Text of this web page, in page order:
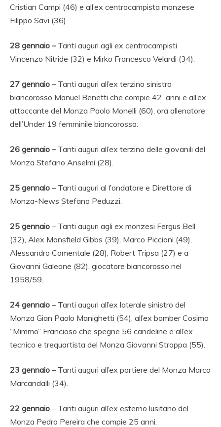
Cristian Campi (46) e all’ex centrocampista monzese
Filippo Savi (36).
28 gennaio –Tanti auguri agli ex centrocampisti
Vincenzo Nitride (32) e Mirko Francesco Velardi (34).
27 gennaio – Tanti auguri all’ex terzino sinistro
biancorosso Manuel Benetti che compie 42 anni e all’ex
attaccante del Monza Paolo Monelli (60), ora allenatore
dell’Under 19 femminile biancorossa.
26 gennaio – Tanti auguri all’ex terzino delle giovanili del
Monza Stefano Anselmi (28).
25 gennaio – Tanti auguri al fondatore e Direttore di
Monza-News Stefano Peduzzi.
25 gennaio – Tanti auguri agli ex monzesi Fergus Bell
(32), Alex Mansfield Gibbs (39), Marco Piccioni (49),
Alessandro Comentale (28), Robert Tripsa (27) e a
Giovanni Galeone (82), giocatore biancorosso nel
1958/59.
24 gennaio – Tanti auguri all’ex laterale sinistro del
Monza Gian Paolo Manighetti (54), all’ex bomber Cosimo
“Mimmo” Francioso che spegne 56 candeline e all’ex
tecnico e trequartista del Monza Giovanni Stroppa (55).
23 gennaio – Tanti auguri all’ex portiere del Monza Marco
Marcandalli (34).
22 gennaio – Tanti auguri all’ex esterno lusitano del
Monza Pedro Pereira che compie 25 anni.